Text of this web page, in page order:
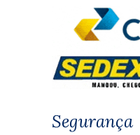
Segurança